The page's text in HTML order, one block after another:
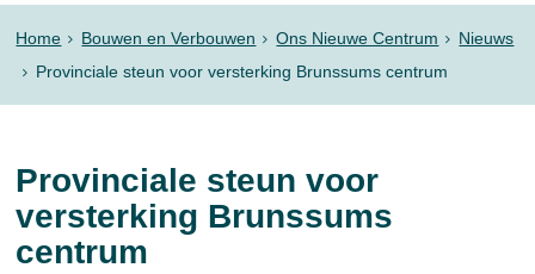
Home Bouwen en Verbouwen Ons Nieuwe Centrum
Nieuws
Provinciale steun voor versterking Brunssums centrum
Provinciale steun voor
versterking Brunssums
centrum